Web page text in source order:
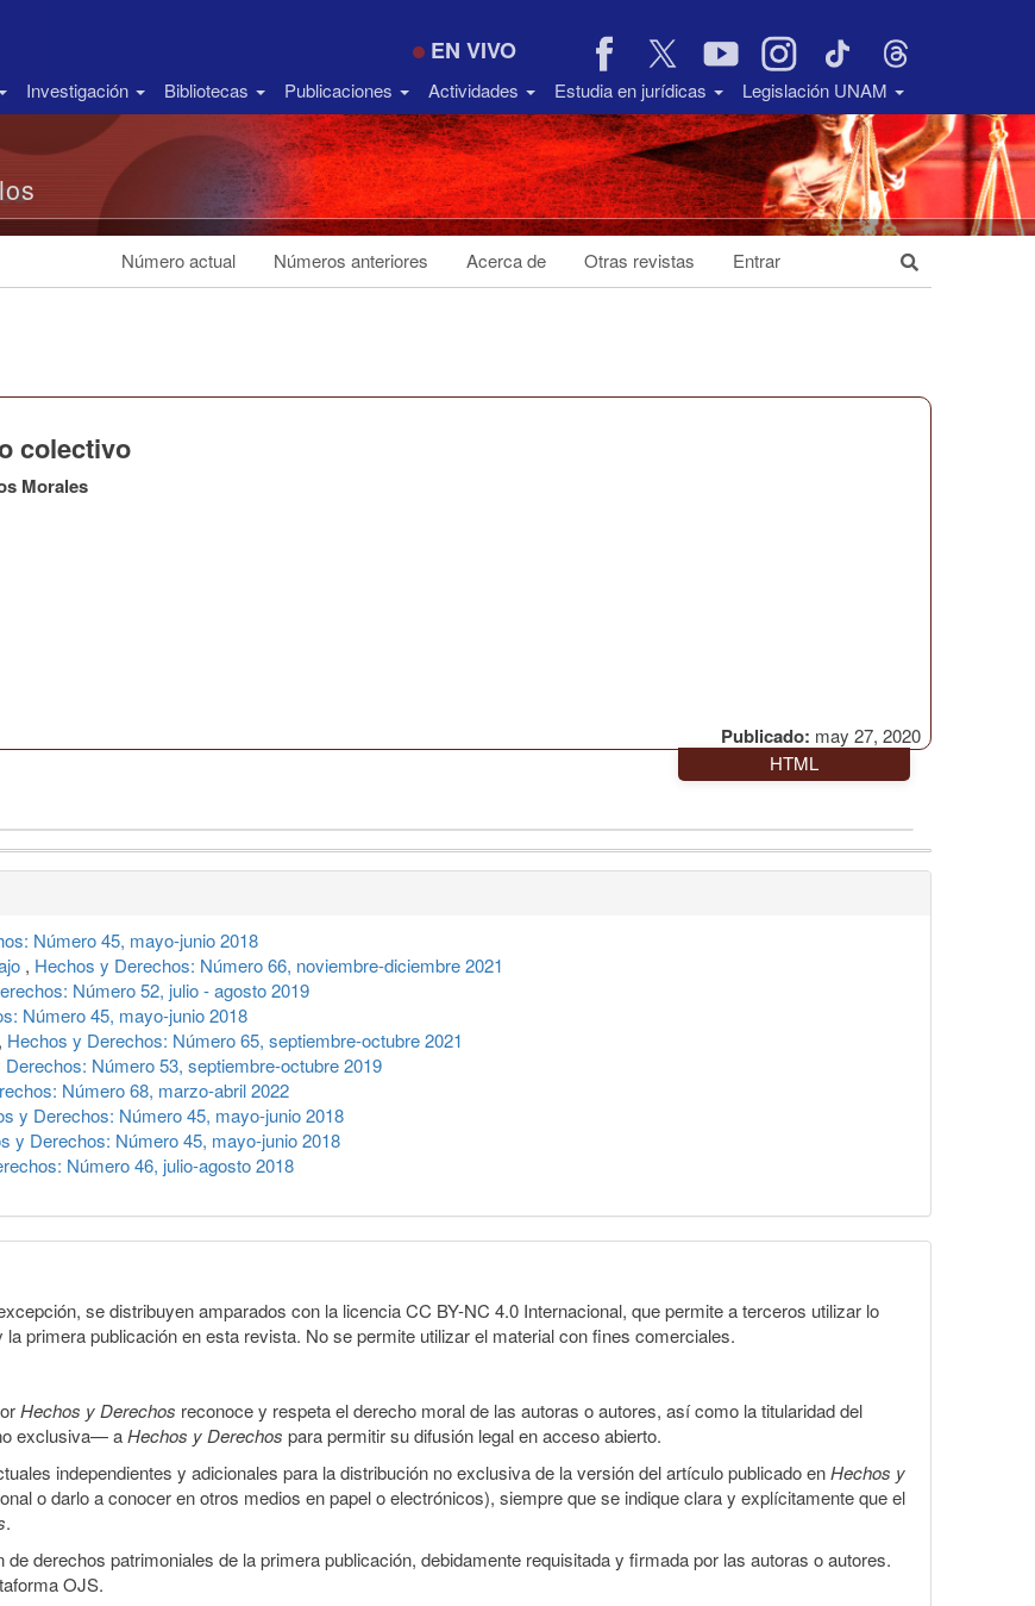
EN VIVO
Investigación Bibliotecas Publicaciones Actividades Estudia en jurídicas Legislación UNAM
Número actual Números anteriores Acerca de Otras revistas Entrar
Publicado: may 27, 2020
colectivo
Morales
HTML
Número 45, mayo-junio 2018
, Hechos y Derechos: Número 66, noviembre-diciembre 2021
Número 52, julio - agosto 2019
Número 45, mayo-junio 2018
, Hechos y Derechos: Número 65, septiembre-octubre 2021
Número 53, septiembre-octubre 2019
Número 68, marzo-abril 2022
y Derechos: Número 45, mayo-junio 2018
y Derechos: Número 45, mayo-junio 2018
Número 46, julio-agosto 2018
se distribuyen amparados con la licencia CC BY-NC 4.0 Internacional, que permite a terceros utilizar lo
primera publicación en esta revista. No se permite utilizar el material con fines comerciales.
Hechos y Derechos reconoce y respeta el derecho moral de las autoras o autores, así como la titularidad del
exclusiva— aHechos y Derechos para permitir su difusión legal en acceso abierto.
independientes y adicionales para la distribución no exclusiva de la versión del artículo publicado enHechos y
o darlo a conocer en otros medios en papel o electrónicos), siempre que se indique clara y explícitamente que el
.
derechos patrimoniales de la primera publicación, debidamente requisitada y firmada por las autoras o autores.
OJS.